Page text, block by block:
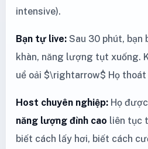
intensive).
Bạn tự live: Sau 30 phút, bạn
khàn, năng lượng tụt xuống.
uể oải $\rightarrow$ Họ thoát
Host chuyên nghiệp: Họ
năng lượng đỉnh cao liên tục
biết cách lấy hơi, biết cách